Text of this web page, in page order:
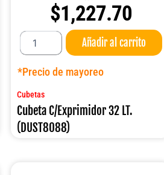
$1,227.70
Cubeta
C/Exprimidor
32
LT.
cantidad
Añadir al carrito
*Precio de mayoreo
Cubetas
Cubeta C/Exprimidor 32 LT.
(DUST8088)